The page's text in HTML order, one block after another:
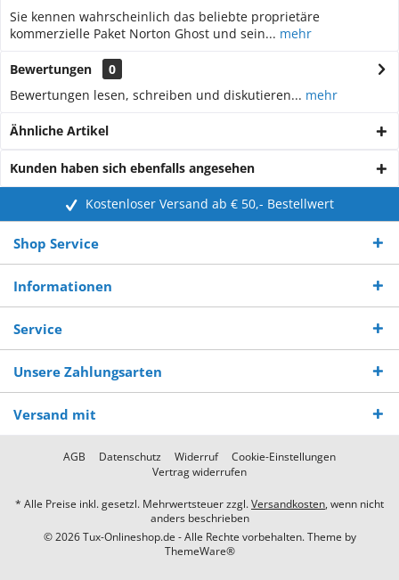
Sie kennen wahrscheinlich das beliebte proprietäre
kommerzielle Paket Norton Ghost und sein... mehr
Bewertungen
0
Bewertungen lesen, schreiben und diskutieren... mehr
Ähnliche Artikel
Kunden haben sich ebenfalls angesehen
Kostenloser Versand ab € 50,- Bestellwert
Shop Service
Informationen
Service
Unsere Zahlungsarten
Versand mit
AGB Datenschutz Widerruf
Cookie-Einstellungen
Vertrag widerrufen
* Alle Preise inkl. gesetzl. Mehrwertsteuer zzgl.Versandkosten, wenn nicht
anders beschrieben
© 2026 Tux-Onlineshop.de - Alle Rechte vorbehalten. Theme by
ThemeWare®